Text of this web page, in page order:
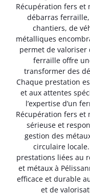
Récupération fers
débarras ferraille,
chantiers, de
métalliques
permet de valoriser
ferraille offre
transformer des
Chaque prestation
et aux attentes
l’expertise d’un
Récupération fers et
sérieuse et
gestion des
circulaire
prestations liées au
et métaux à
efficace et durable
et de